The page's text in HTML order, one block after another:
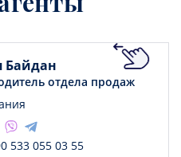
Байдан
отдела продаж
533 055 03 55